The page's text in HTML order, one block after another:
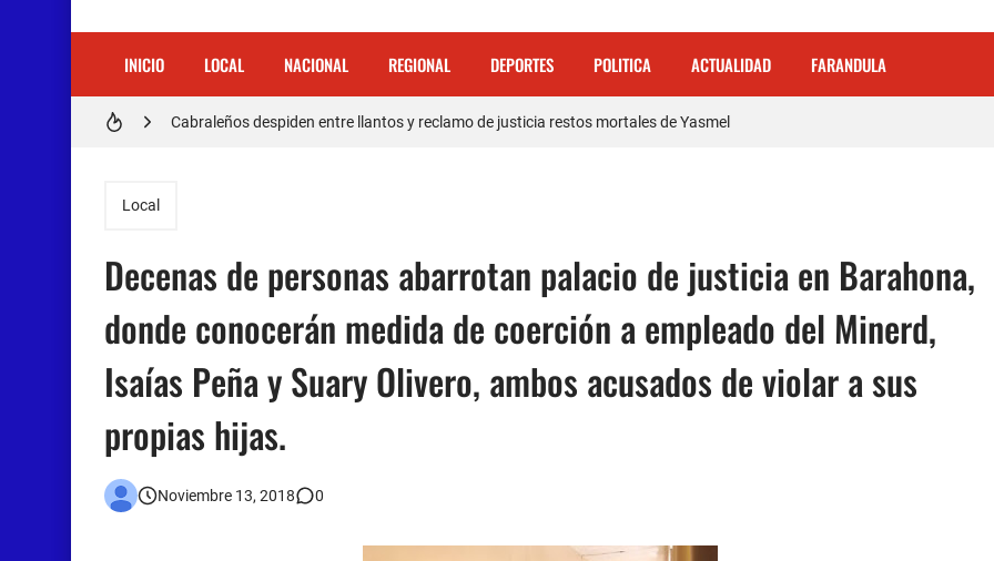
INICIO LOCAL NACIONAL REGIONAL DEPORTES POLITICA ACTUALIDAD FARANDULA
Cabraleños despiden entre llantos y reclamo de justicia restos mortales de Yasmel
Distrito Educativo 01-04 de Cabral Cancela a mas de 120 empleados; incluyendo una mujer Embarazada
𝗥𝗲𝗴𝗿𝗲𝘀𝗮 𝗮𝗹 𝗽𝗮í𝘀 𝗱𝗲𝗹𝗲𝗴𝗮𝗰𝗶ó𝗻 𝗱𝗼𝗺𝗶𝗻𝗶𝗰𝗮𝗻𝗮 𝗾𝘂𝗲 𝗽𝗮𝗿𝘁𝗶𝗰𝗶𝗽ó 𝗲𝗻 𝗝𝘂𝗲𝗴𝗼𝘀 𝗣𝗮𝗻𝗮𝗺𝗲𝗿𝗶𝗰𝗮𝗻𝗼𝘀 𝗝𝘂𝗻𝗶𝗼𝗿 𝗲𝗻
Otro muerto en el Municipio de Cabral por Accidente de Tránsito
Asaltantes hieren de bala joven Cabraleño en la carretera Cabral – Barahona
Local
Decenas de personas abarrotan palacio de justicia en Barahona,
donde conocerán medida de coerción a empleado del Minerd,
Isaías Peña y Suary Olivero, ambos acusados de violar a sus
propias hijas.
Noviembre 13, 2018 0